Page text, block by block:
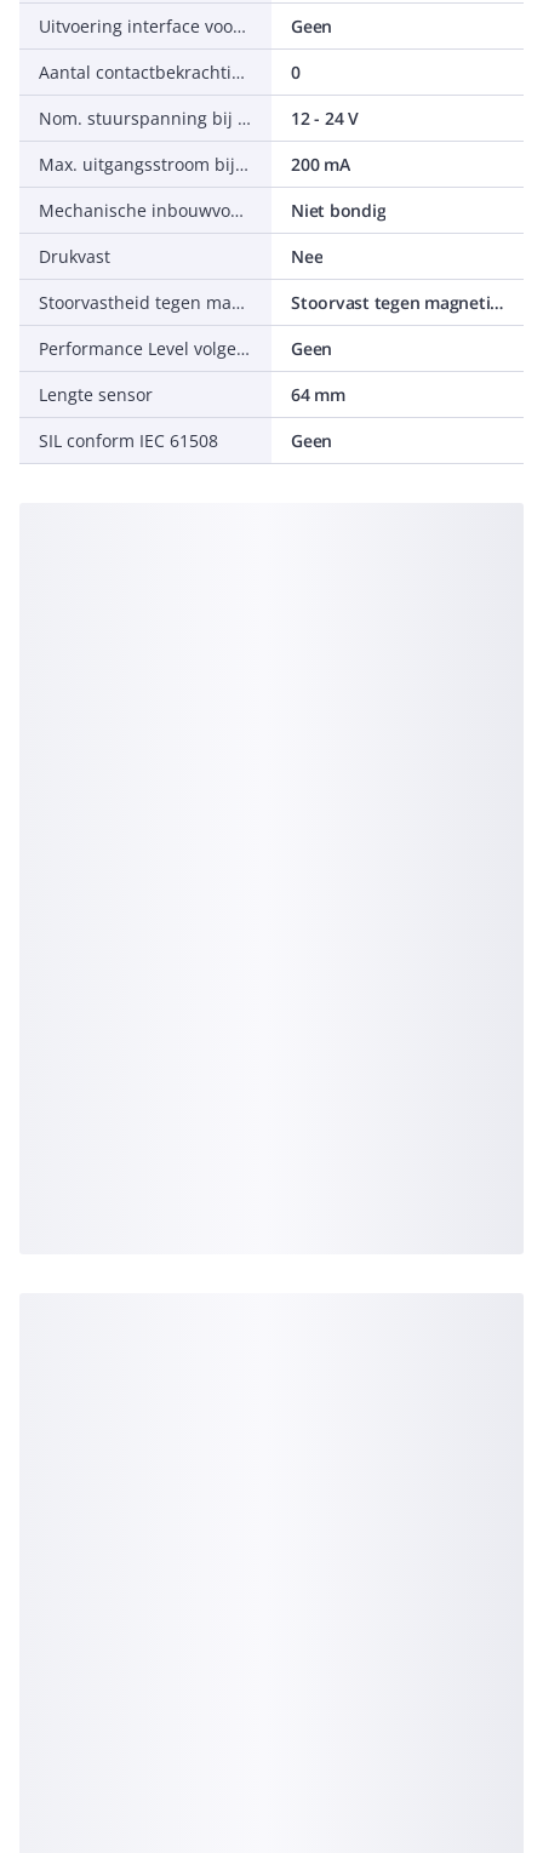
Uitvoering interface voor veiligheidscommunicatie
Geen
Aantal contactbekrachtigde uitgangen met meldfunctie
0
Nom. stuurspanning bij DC
12 - 24 V
Max. uitgangsstroom bij beveiligde uitgang
200 mA
Mechanische inbouwvoorwaarden voor sensor
Niet bondig
Drukvast
Nee
Stoorvastheid tegen magnetische velden
Stoorvast tegen magnetisch gelijk- en wisselveld
Performance Level volgens EN ISO 13849-1
Geen
Lengte sensor
64 mm
SIL conform IEC 61508
Geen